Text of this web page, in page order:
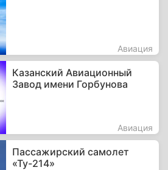
Авиация
Казанский Авиационный
Завод имени Горбунова
Авиация
Пассажирский самолет
«Ту-214»